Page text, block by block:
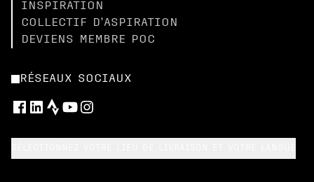
INSPIRATION
COLLECTIF D’ASPIRATION
DEVIENS MEMBRE POC
RÉSEAUX SOCIAUX